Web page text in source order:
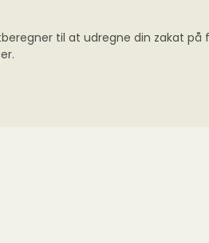
til at udregne din zakat